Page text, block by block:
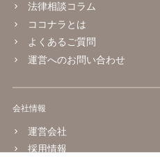
法律相談コラム
ココナラとは
よくあるご質問
運営へのお問い合わせ
会社情報
運営会社
採用情報